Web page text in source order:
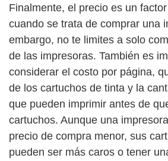
Finalmente, el precio es un
cuando se trata de comprar una
embargo, no te limites a solo
de las impresoras. También es
considerar el costo por página,
de los cartuchos de tinta y la
que pueden imprimir antes de
cartuchos. Aunque una
precio de compra menor, sus
pueden ser más caros o tener